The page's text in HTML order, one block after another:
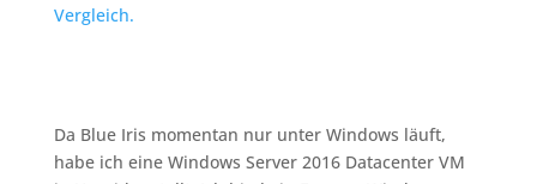
Vergleich.
Da Blue Iris momentan nur unter Windows läuft,
habe ich eine Windows Server 2016 Datacenter VM